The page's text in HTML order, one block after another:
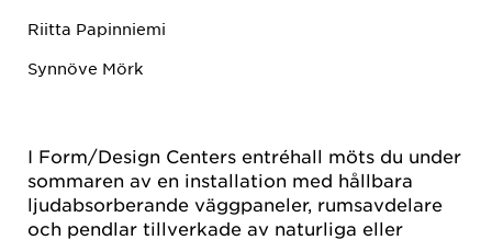
I Form/Design Centers entréhall möts du under
sommaren av en installation med hållbara
ljudabsorberande väggpaneler, rumsavdelare
och pendlar tillverkade av naturliga eller
Riitta Papinniemi
Synnöve Mörk